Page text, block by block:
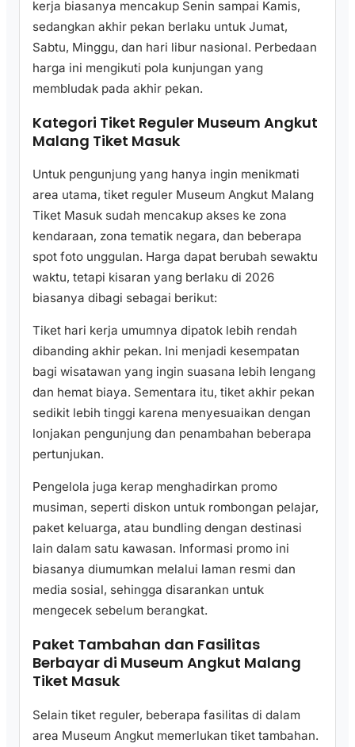
kerja biasanya mencakup Senin sampai Kamis,
sedangkan akhir pekan berlaku untuk Jumat,
Sabtu, Minggu, dan hari libur nasional. Perbedaan
harga ini mengikuti pola kunjungan yang
membludak pada akhir pekan.
Kategori Tiket Reguler Museum Angkut
Malang Tiket Masuk
Untuk pengunjung yang hanya ingin menikmati
area utama, tiket reguler Museum Angkut Malang
Tiket Masuk sudah mencakup akses ke zona
kendaraan, zona tematik negara, dan beberapa
spot foto unggulan. Harga dapat berubah sewaktu
waktu, tetapi kisaran yang berlaku di 2026
biasanya dibagi sebagai berikut:
Tiket hari kerja umumnya dipatok lebih rendah
dibanding akhir pekan. Ini menjadi kesempatan
bagi wisatawan yang ingin suasana lebih lengang
dan hemat biaya. Sementara itu, tiket akhir pekan
sedikit lebih tinggi karena menyesuaikan dengan
lonjakan pengunjung dan penambahan beberapa
pertunjukan.
Pengelola juga kerap menghadirkan promo
musiman, seperti diskon untuk rombongan pelajar,
paket keluarga, atau bundling dengan destinasi
lain dalam satu kawasan. Informasi promo ini
biasanya diumumkan melalui laman resmi dan
media sosial, sehingga disarankan untuk
mengecek sebelum berangkat.
Paket Tambahan dan Fasilitas
Berbayar di Museum Angkut Malang
Tiket Masuk
Selain tiket reguler, beberapa fasilitas di dalam
area Museum Angkut memerlukan tiket tambahan.